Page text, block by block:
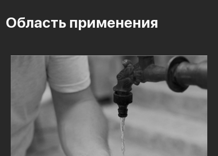
Область применения